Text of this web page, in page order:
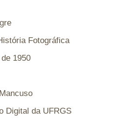
Fotográfica
1950
Digital da UFRGS